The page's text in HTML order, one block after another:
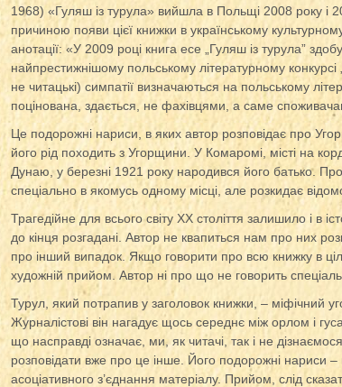
1968) «Гуляш із турула» вийшла в Польщі 2008 року і
причиною появи цієї книжки в українському
анотації: «У 2009 році книга есе „Гуляш із турула”
найпрестижнішому польському літературному
не читацькі) симпатії визначаються на польському
поцінована, здається, не фахівцями, а саме
Це подорожні нариси, в яких автор розповідає про
його рід походить з Угорщини. У Комаромі, місті на
Дунаю, у березні 1921 року народився його батько.
спеціально в якомусь одному місці, але розкидає
Трагедійне для всього світу ХХ століття залишило і в
до кінця розгадані. Автор не квапиться нам про них
про інший випадок. Якщо говорити про всю книжку в
художній прийом. Автор ні про що не говорить
Турул, який потрапив у заголовок книжки, – міфічний
Журналістові він нагадує щось середнє між орлом і
що насправді означає, ми, як читачі, так і не
розповідати вже про це інше. Його подорожні нариси –
асоціативного з’єднання матеріалу. Прийом, слід